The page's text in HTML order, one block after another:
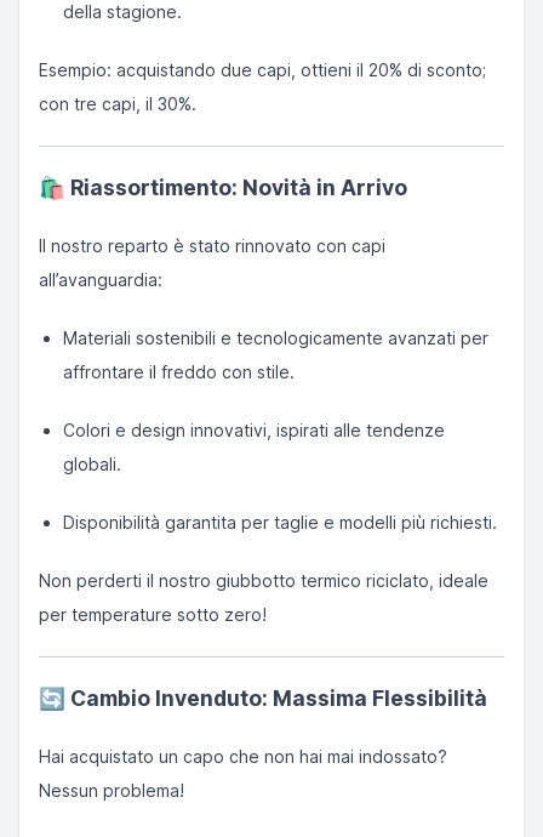
della stagione.
Esempio: acquistando due capi, ottieni il 20% di sconto;
con tre capi, il 30%.
🛍️ Riassortimento: Novità in Arrivo
Il nostro reparto è stato rinnovato con capi
all’avanguardia:
Materiali sostenibili e tecnologicamente avanzati per
affrontare il freddo con stile.
Colori e design innovativi, ispirati alle tendenze
globali.
Disponibilità garantita per taglie e modelli più richiesti.
Non perderti il nostro giubbotto termico riciclato, ideale
per temperature sotto zero!
🔄 Cambio Invenduto: Massima Flessibilità
Hai acquistato un capo che non hai mai indossato?
Nessun problema!